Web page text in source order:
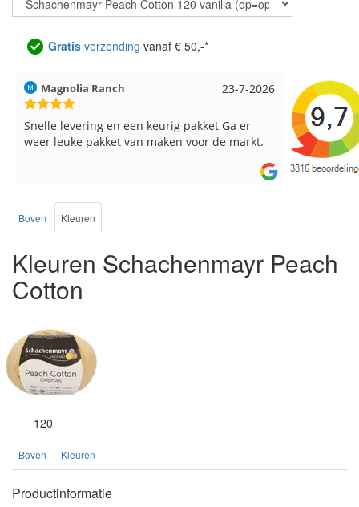
Gratis verzending vanaf € 50,-*
23-7-2026
Magnolia Ranch
Snelle levering en een keurig pakket Ga er
weer leuke pakket van maken voor de markt.
Hilde uit
Reeds
de service.
Boven Kleuren
Kleuren Schachenmayr Peach
Cotton
120
Boven Kleuren
Productinformatie